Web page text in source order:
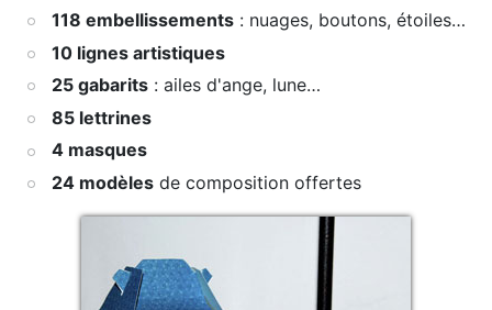
118 embellissements : nuages, boutons, étoiles…
10 lignes artistiques
25 gabarits : ailes d'ange, lune…
85 lettrines
4 masques
24 modèles de composition offertes